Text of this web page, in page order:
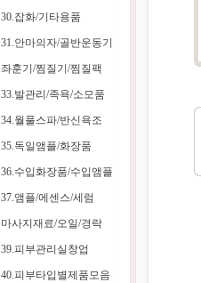
30.잡화/기타용품
31.안마의자/골반운동기
좌훈기/찜질기/찜질팩
33.발관리/족욕/소모품
34.월풀스파/반신욕조
35.독일앰플/화장품
36.수입화장품/수입앰플
37.앰플/에센스/세럼
마사지재료/오일/경락
39.피부관리실창업
40.피부타입별제품모음